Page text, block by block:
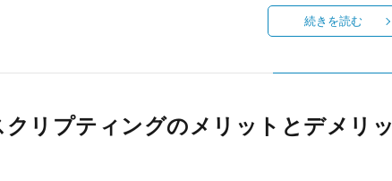
続きを読む
クリプティングのメリットとデメリッ